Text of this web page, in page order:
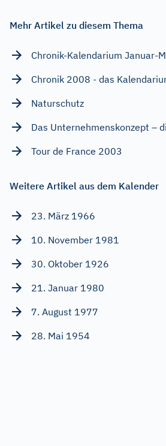
Mehr Artikel zu diesem Thema
Chronik-Kalendarium Januar-
Chronik 2008 - das
Naturschutz
Das Unternehmenskonzept –
Tour de France 2003
Weitere Artikel aus dem Kalender
23. März 1966
10. November 1981
30. Oktober 1926
21. Januar 1980
7. August 1977
28. Mai 1954